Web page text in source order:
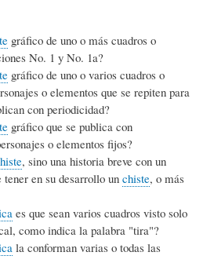
gráfico de uno o más cuadros o
No. 1 y No. 1a?
gráfico de uno o varios cuadros o
o elementos que se repiten para
con periodicidad?
gráfico que se publica con
o elementos fijos?
, sino una historia breve con un
tener en su desarrollo un chiste, o más
es que sean varios cuadros visto solo
como indica la palabra "tira"?
la conforman varias o todas las